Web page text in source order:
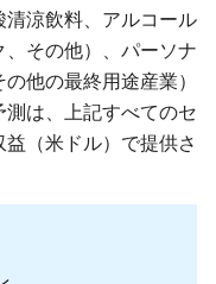
涼飲料、アルコール
その他）、パーソナ
他の最終用途産業）
は、上記すべてのセ
（米ドル）で提供さ